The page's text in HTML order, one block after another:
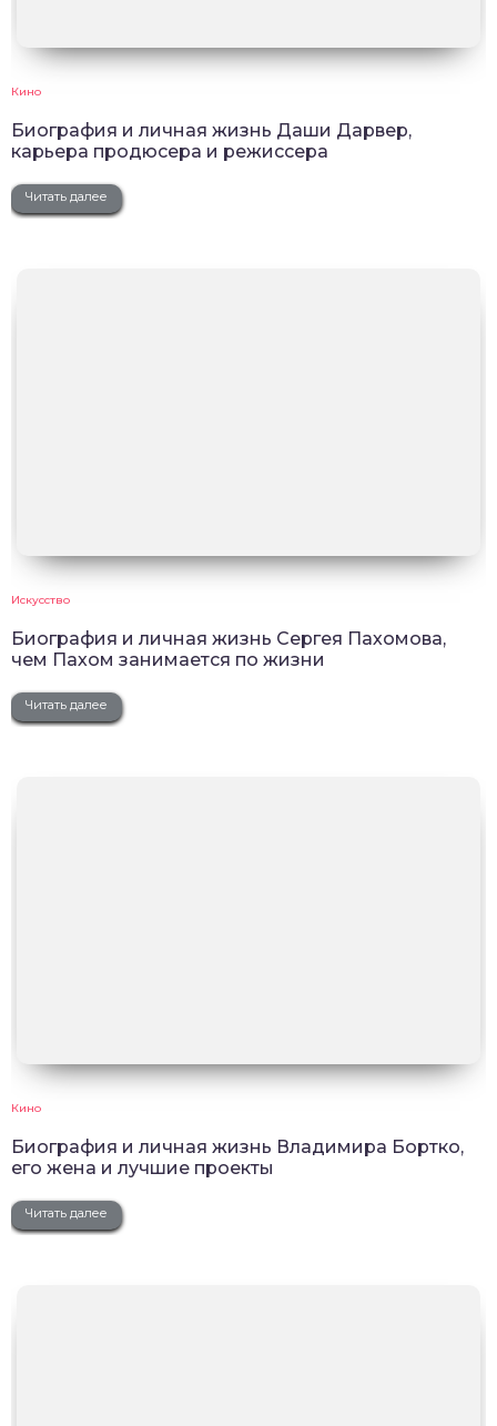
Кино
Биография и личная жизнь Даши Дарвер,
карьера продюсера и режиссера
Читать далее
Искусство
Биография и личная жизнь Сергея Пахомова,
чем Пахом занимается по жизни
Читать далее
Кино
Биография и личная жизнь Владимира Бортко,
его жена и лучшие проекты
Читать далее